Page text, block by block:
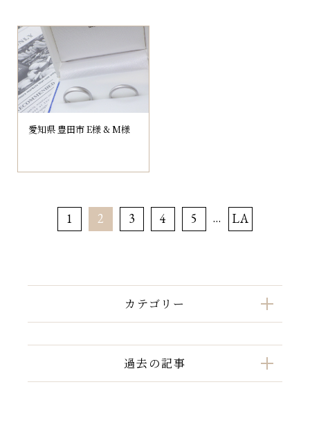
愛知県 豊田市 E様 & M様
1 2 3 4 5 ...
LA
カテゴリー
過去の記事